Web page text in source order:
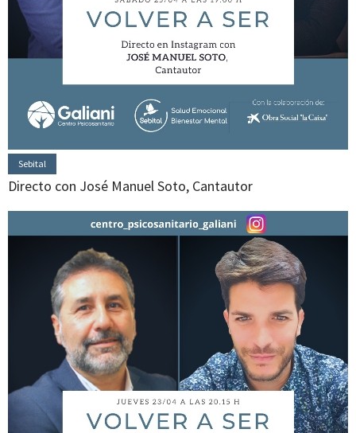
Sebital
Directo con José Manuel Soto, Cantautor